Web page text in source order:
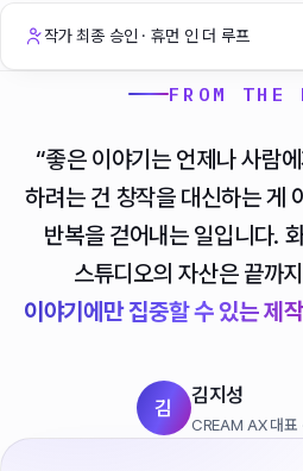
작가 최종 승인 · 휴먼 인 더 루프
FROM THE
“좋은 이야기는 언제나 사람
하려는 건 창작을 대신하는 게
반복을 걷어내는 일입니다.
스튜디오의 자산은 끝까
이야기에만 집중할 수 있는 제
김 김지성
CREAM AX 대표